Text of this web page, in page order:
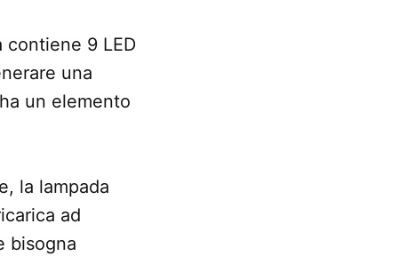
contiene 9 LED
una
un elemento
la lampada
ad
bisogna